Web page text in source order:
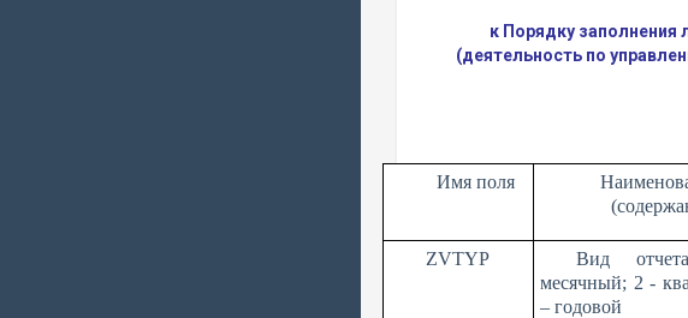
к Порядку заполнения
(деятельность по
Имя поля
ZVTYP
Вид
месячный; 2 -
– годовой